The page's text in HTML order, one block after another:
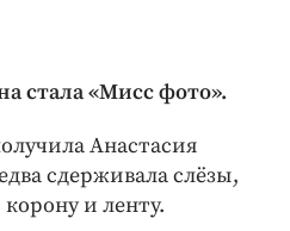
стала «Мисс фото».
Анастасия
сдерживала слёзы,
корону и ленту.